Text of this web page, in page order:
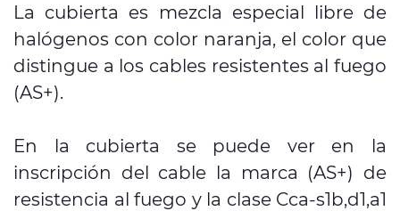
La cubierta es mezcla especial libre de
halógenos con color naranja, el color que
distingue a los cables resistentes al fuego
(AS+).
En la cubierta se puede ver en la
inscripción del cable la marca (AS+) de
resistencia al fuego y la clase Cca-s1b,d1,a1